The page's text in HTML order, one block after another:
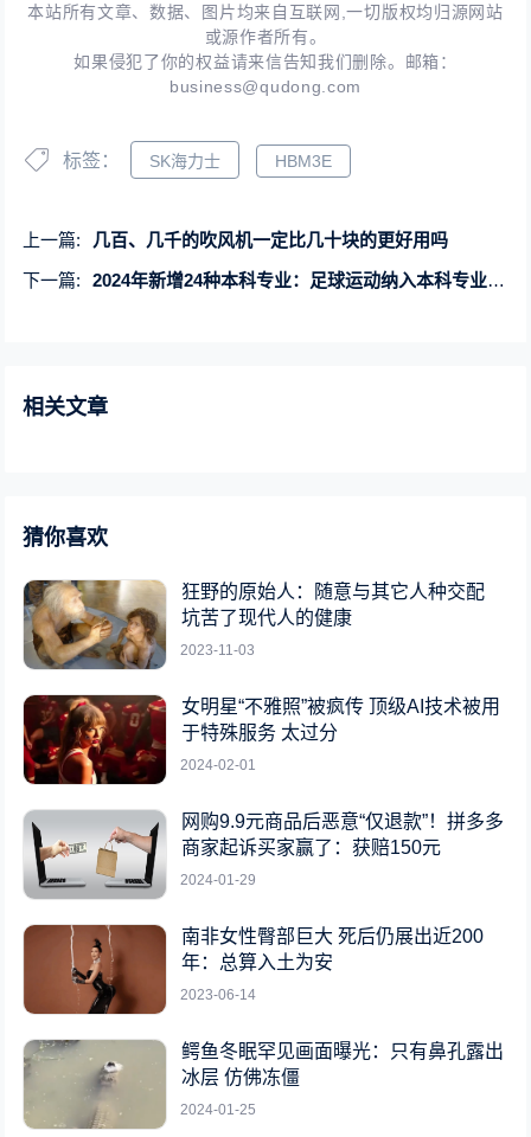
本站所有文章、数据、图片均来自互联网,一切版权均归源网站
或源作者所有。
如果侵犯了你的权益请来信告知我们删除。邮箱：
business@qudong.com
标签： SK海力士 HBM3E
上一篇:
几百、几千的吹风机一定比几十块的更好用吗
下一篇:
2024年新增24种本科专业：足球运动纳入本科专业目录！
相关文章
猜你喜欢
狂野的原始人：随意与其它人种交配
坑苦了现代人的健康
2023-11-03
女明星“不雅照”被疯传 顶级AI技术被用
于特殊服务 太过分
2024-02-01
网购9.9元商品后恶意“仅退款”！拼多多
商家起诉买家赢了：获赔150元
2024-01-29
南非女性臀部巨大 死后仍展出近200
年：总算入土为安
2023-06-14
鳄鱼冬眠罕见画面曝光：只有鼻孔露出
冰层 仿佛冻僵
2024-01-25